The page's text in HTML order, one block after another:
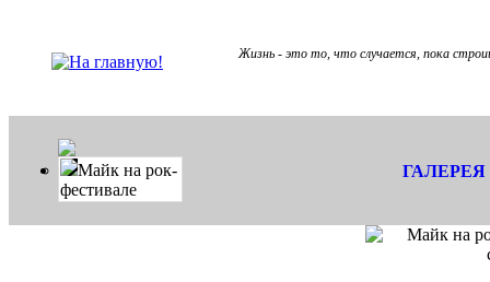
Жизнь - это то, что случается, пока
Майк на рок-
фестивале
ГАЛЕРЕЯ